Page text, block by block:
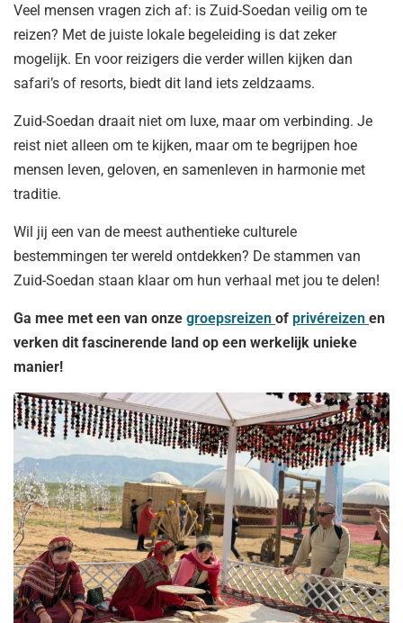
Veel mensen vragen zich af: is Zuid-Soedan veilig om te
reizen? Met de juiste lokale begeleiding is dat zeker
mogelijk. En voor reizigers die verder willen kijken dan
safari’s of resorts, biedt dit land iets zeldzaams.
Zuid-Soedan draait niet om luxe, maar om verbinding. Je
reist niet alleen om te kijken, maar om te begrijpen hoe
mensen leven, geloven, en samenleven in harmonie met
traditie.
Wil jij een van de meest authentieke culturele
bestemmingen ter wereld ontdekken? De stammen van
Zuid-Soedan staan klaar om hun verhaal met jou te delen!
Ga mee met een van onze groepsreizen of privéreizen en
verken dit fascinerende land op een werkelijk unieke
manier!